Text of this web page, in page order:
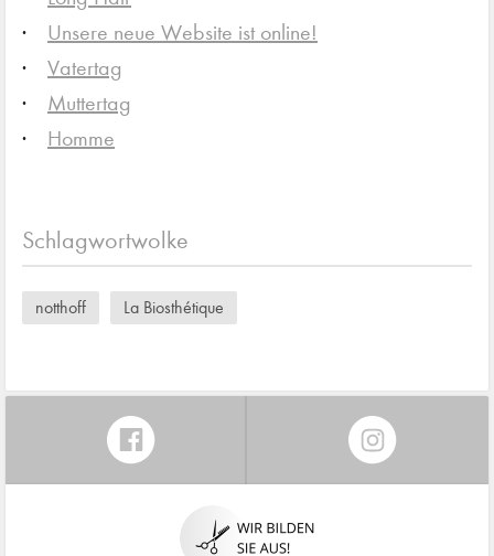
Unsere neue Website ist online!
Vatertag
Muttertag
Homme
Schlagwortwolke
notthoff La Biosthétique